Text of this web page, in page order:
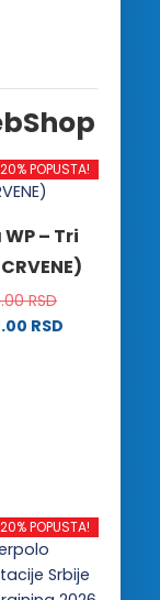
20% POPUSTA!
– Tri
RSD
RSD
biti
izabrane
na
20% POPUSTA!